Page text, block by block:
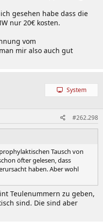
gesehen habe dass die
nur 20€ kosten.
vom
mir also auch gut
System
#262.298
Tausch von
öfter gelesen, dass
haben. Aber wohl
Teulenummern zu geben,
sind. Die sind aber